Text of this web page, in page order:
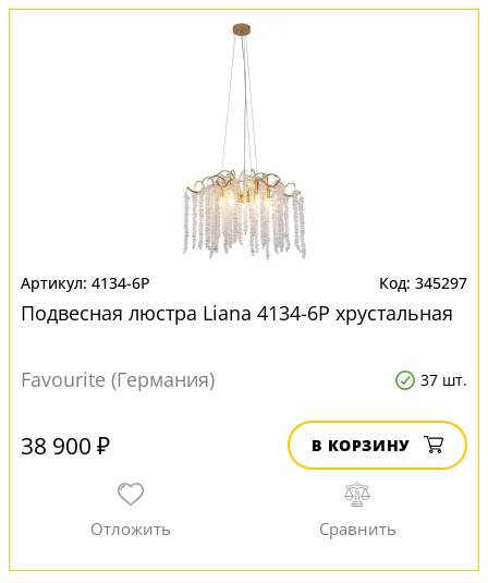
4134-6P 345297
Подвесная люстра Liana 4134-6P хрустальная
Favourite (Германия) 37 шт.
38 900 ₽ В КОРЗИНУ